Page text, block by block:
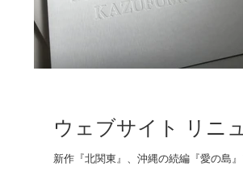
ウェブサイト リニ
新作『北関東』、沖縄の続編『愛の島